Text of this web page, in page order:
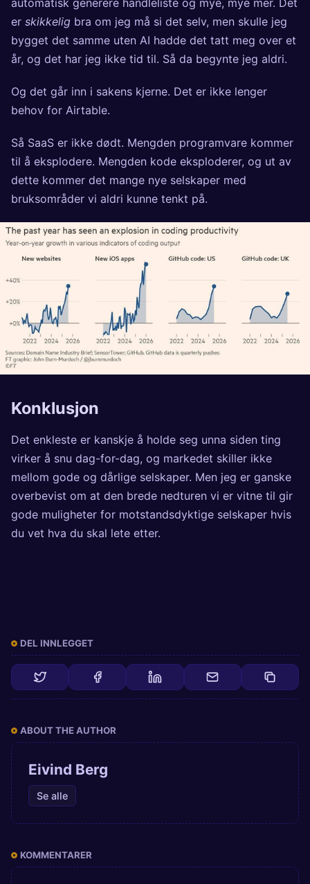
automatisk generere handleliste og mye, mye mer. Det
er skikkelig bra om jeg må si det selv, men skulle jeg
bygget det samme uten AI hadde det tatt meg over et
år, og det har jeg ikke tid til. Så da begynte jeg aldri.
Og det går inn i sakens kjerne. Det er ikke lenger
behov for Airtable.
Så SaaS er ikke dødt. Mengden programvare kommer
til å eksplodere. Mengden kode eksploderer, og ut av
dette kommer det mange nye selskaper med
bruksområder vi aldri kunne tenkt på.
Konklusjon
Det enkleste er kanskje å holde seg unna siden ting
virker å snu dag-for-dag, og markedet skiller ikke
mellom gode og dårlige selskaper. Men jeg er ganske
overbevist om at den brede nedturen vi er vitne til gir
gode muligheter for motstandsdyktige selskaper hvis
du vet hva du skal lete etter.
DEL INNLEGGET
ABOUT THE AUTHOR
Eivind Berg
Se alle
KOMMENTARER